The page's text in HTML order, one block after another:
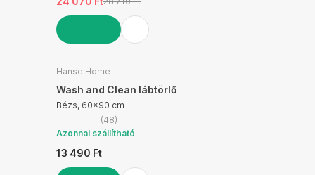
Hanse Home
Wash and Clean lábtörlő
Bézs, 60x90 cm
(48)
Azonnal szállítható
13 490 Ft